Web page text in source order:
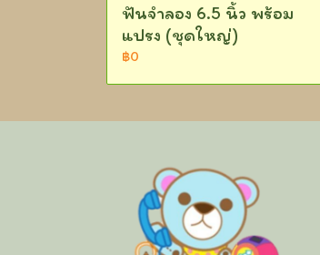
ฟันจำลอง 6.5 นิ้ว พร้อม
แปรง (ชุดใหญ่)
฿0